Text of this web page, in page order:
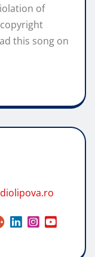
of
this song on